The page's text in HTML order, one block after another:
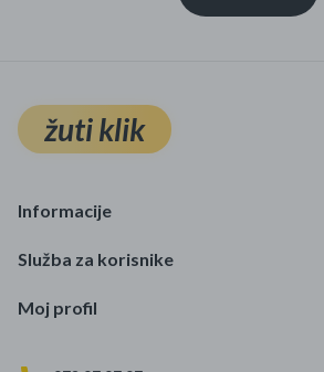
Čišćenje zaliha
Kišobrani akcija
Ograničena cijena
Najpopularniji proizvodi
Roba s greškom
žuti klik
Informacije
Služba za korisnike
Moj profil